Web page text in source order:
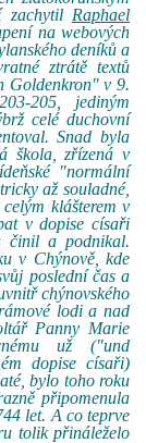
zachytil Raphael
na webových
deníků a
ztrátě textů
Goldenkron" v 9.
205, jediným
celé duchovní
Snad byla
škola, zřízená v
"normální
až souladné,
klášterem v
v dopise císaři
činil a podnikal.
v Chýnově, kde
poslední čas a
chýnovského
lodi a nad
Panny Marie
už ("und
dopise císaři)
bylo toho roku
připomenula
let. A co teprve
tolik přináleželo